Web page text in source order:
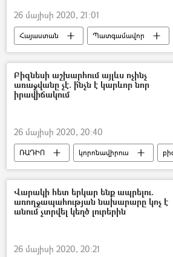
26 մայիսի 2020, 21:01
Հայաստան
Պատգամավոր
հեծանիվ
Նիկոլայ Բաղդասարյան
Բիզնեսի աշխարհում այլևս ոչինչ
առաջվանը չէ. ի՞նչն է կարևոր նոր
իրավիճակում
26 մայիսի 2020, 20:40
ՌԱԴԻՈ կորոնավիրուս
Կորոնավիրուսը Հայաստանում և Արցախում
Վարակի հետ երկար ենք ապրելու.
առողջապահության նախարարը կոչ է
անում չտրվել կեղծ լուրերին
26 մայիսի 2020, 20:21